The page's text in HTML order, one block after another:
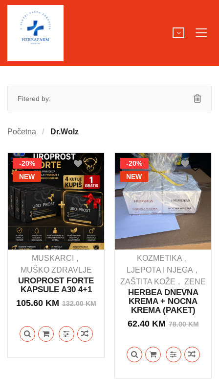
Fitered by:
Početna Dr.Wolz
-20%
NEW
MUSKARCI
MUŠKO ZDRAVLJE
UROPROST FORTE
KAPSULE A30 4+1
132.00KMIzvorna
132.00 KM.
105.60 KM
Trenutna
-20%
NEW
KOZMETIKA
LJEPOTA I NJEGA
ZAŠTITA KOŽE
ZENE
HERBEA DNEVNA
KREMA + NOCNA
KREMA (PAKET)
78.00KM
je:
62.40 KM